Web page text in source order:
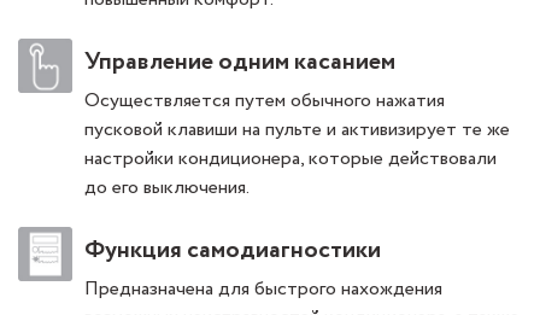
Управление одним касанием
Осуществляется путем обычного нажатия
пусковой клавиши на пульте и активизирует те же
настройки кондиционера, которые действовали
до его выключения.
Функция самодиагностики
Предназначена для быстрого нахождения